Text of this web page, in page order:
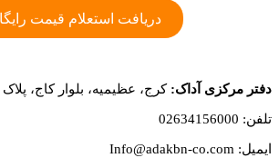
دریافت استعلام قیمت
دفتر مرکزی آداک: کرج، عظیمیه، بلوار کاج، پلاک 199، واحد 1 و 3
تلفن: 02634156000
ایمیل: Info@adakbn-co.com